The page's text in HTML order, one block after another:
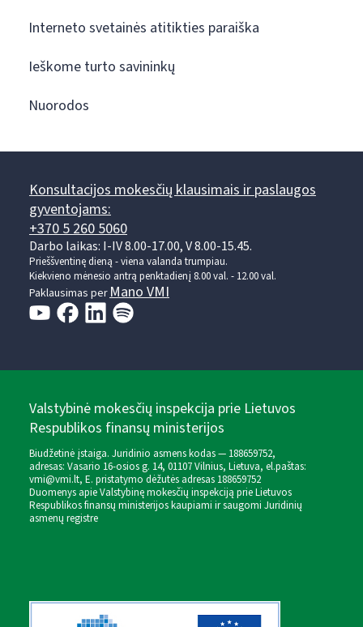
Interneto svetainės atitikties paraiška
Ieškome turto savininkų
Nuorodos
Konsultacijos mokesčių klausimais ir paslaugos
gyventojams:
+370 5 260 5060
Darbo laikas: I-IV 8.00-17.00, V 8.00-15.45.
Prieššventinę dieną - viena valanda trumpiau.
Kiekvieno mėnesio antrą penktadienį 8.00 val. - 12.00 val.
Paklausimas perMano VMI
Valstybinė mokesčių inspekcija prie Lietuvos
Respublikos finansų ministerijos
Biudžetinė įstaiga. Juridinio asmens kodas — 188659752,
adresas: Vasario 16-osios g. 14, 01107 Vilnius, Lietuva, el.paštas:
vmi@vmi.lt, E. pristatymo dėžutės adresas 188659752
Duomenys apie Valstybinę mokesčių inspekciją prie Lietuvos
Respublikos finansų ministerijos kaupiami ir saugomi Juridinių
asmenų registre